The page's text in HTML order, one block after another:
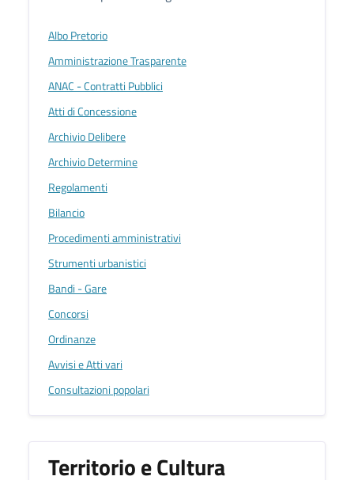
Albo Pretorio
Amministrazione Trasparente
ANAC - Contratti Pubblici
Atti di Concessione
Archivio Delibere
Archivio Determine
Regolamenti
Bilancio
Procedimenti amministrativi
Strumenti urbanistici
Bandi - Gare
Concorsi
Ordinanze
Avvisi e Atti vari
Consultazioni popolari
Territorio e Cultura